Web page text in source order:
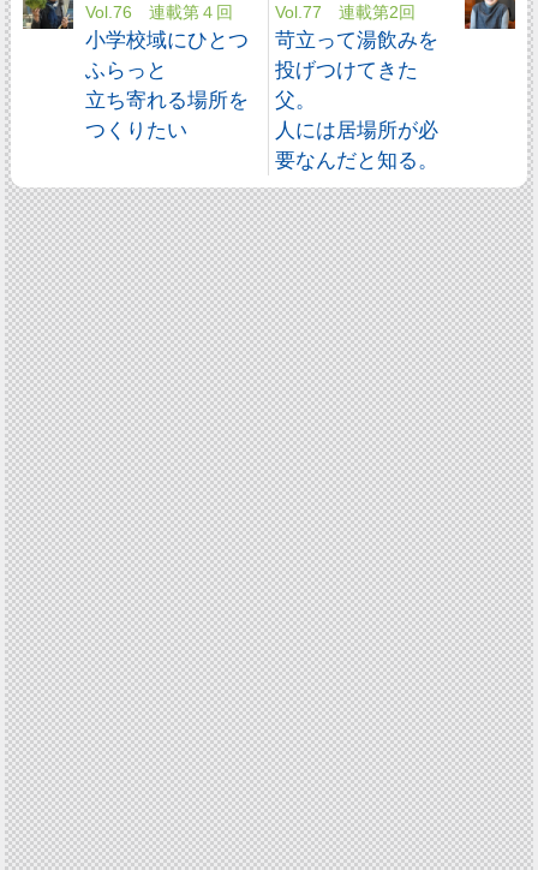
Vol.76 連載第４回
小学校域にひとつ
ふらっと
立ち寄れる場所を
つくりたい
Vol.77 連載第2回
苛立って湯飲みを
投げつけてきた
父。
人には居場所が必
要なんだと知る。